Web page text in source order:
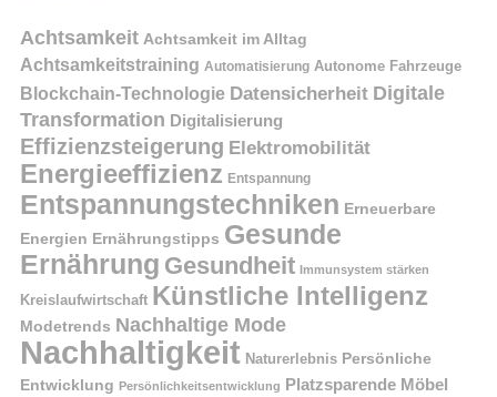
Achtsamkeit Achtsamkeit im Alltag
Achtsamkeitstraining Automatisierung Autonome Fahrzeuge
Blockchain-Technologie Datensicherheit Digitale
Transformation Digitalisierung
Effizienzsteigerung Elektromobilität
Energieeffizienz Entspannung
Entspannungstechniken Erneuerbare
Energien Ernährungstipps Gesunde
Ernährung Gesundheit Immunsystem stärken
Kreislaufwirtschaft Künstliche Intelligenz
Modetrends Nachhaltige Mode
Nachhaltigkeit Naturerlebnis Persönliche
Entwicklung Persönlichkeitsentwicklung Platzsparende Möbel